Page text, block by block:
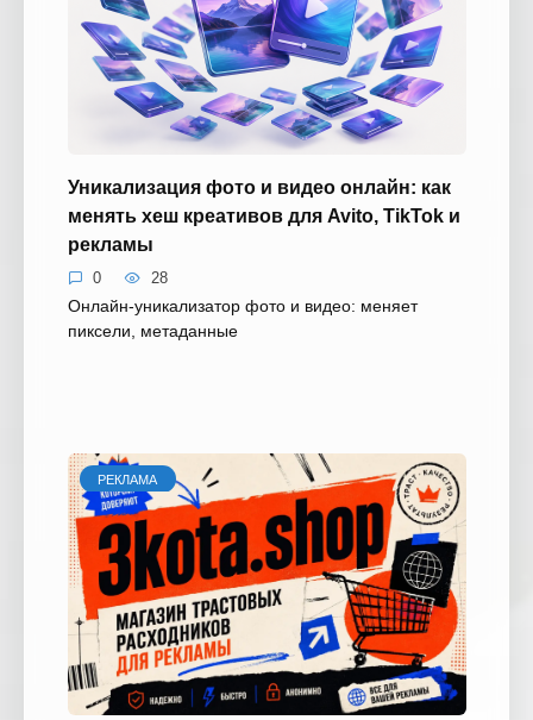
Уникализация фото и видео онлайн: как
менять хеш креативов для Avito, TikTok и
рекламы
0 28
Онлайн-уникализатор фото и видео: меняет
пиксели, метаданные
РЕКЛАМА